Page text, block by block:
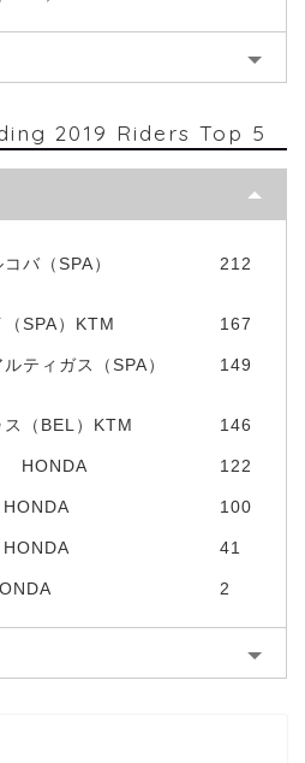
2019 Riders Top 5
バ（SPA）
212
SPA）KTM 167
ティガス（SPA）
149
（BEL）KTM 146
HONDA 122
100
41
2